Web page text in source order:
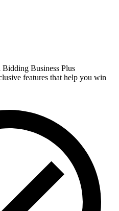
Business Plus
features that help you win